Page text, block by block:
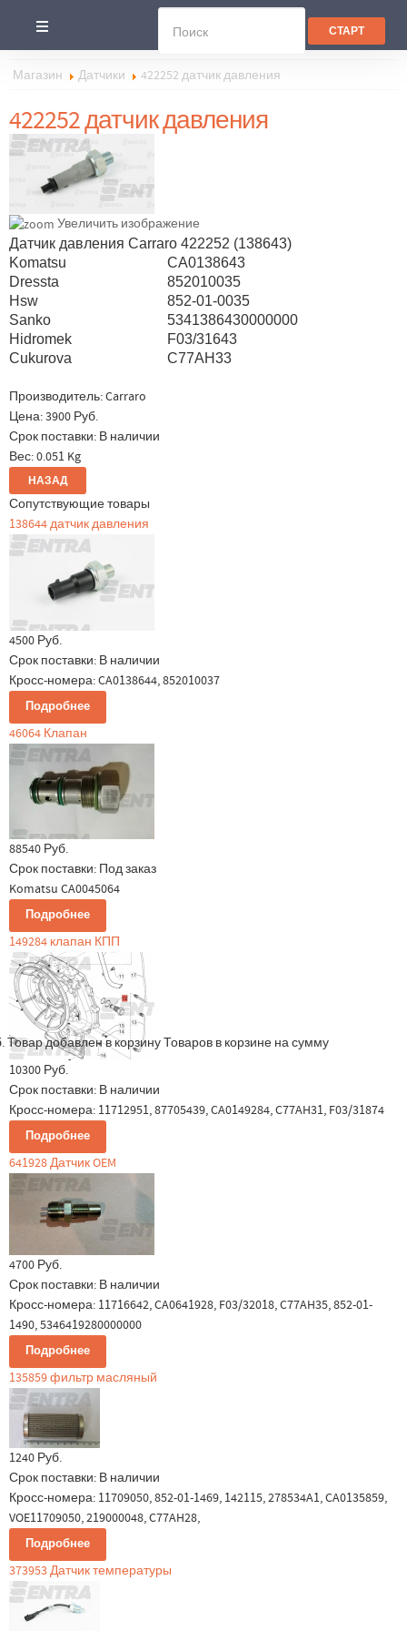
Товар добавлен в корзину Товаров в корзине на сумму
Магазин Датчики 422252 датчик давления
422252 датчик давления
Увеличить изображение
Датчик давления Carraro 422252 (138643)
Komatsu
CA0138643
Dressta
852010035
Hsw
852-01-0035
Sanko
5341386430000000
Hidromek
F03/31643
Cukurova
C77AH33
Производитель:Carraro
Цена:3900 Руб.
Срок поставки: В наличии
Вес:0.051 Kg
Сопутствующие товары
138644 датчик давления
4500 Руб.
Срок поставки: В наличии
Кросс-номера: CA0138644, 852010037
Подробнее
46064 Клапан
88540 Руб.
Срок поставки: Под заказ
Komatsu CA0045064
Подробнее
149284 клапан КПП
10300 Руб.
Срок поставки: В наличии
Кросс-номера: 11712951, 87705439, CA0149284, C77AH31, F03/31874
Подробнее
641928 Датчик OEM
4700 Руб.
Срок поставки: В наличии
Кросс-номера: 11716642, CA0641928, F03/32018, C77AH35, 852-01-
1490, 5346419280000000
Подробнее
135859 фильтр масляный
1240 Руб.
Срок поставки: В наличии
Кросс-номера: 11709050, 852-01-1469, 142115, 278534A1, CA0135859,
VOE11709050, 219000048, C77AH28,
Подробнее
373953 Датчик температуры